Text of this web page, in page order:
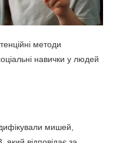
методи
навички у людей
мишей,